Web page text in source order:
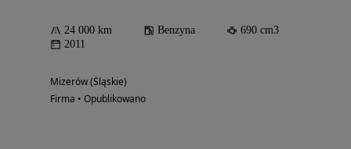
24 000 km Benzyna
690 cm3
2011
Mizerów (Śląskie)
Firma • Opublikowano